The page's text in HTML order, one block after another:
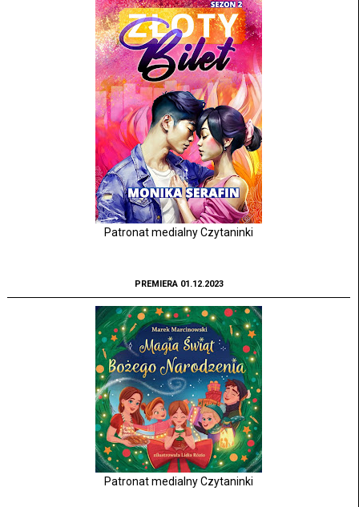
Patronat medialny Czytaninki
PREMIERA 01.12.2023
Patronat medialny Czytaninki